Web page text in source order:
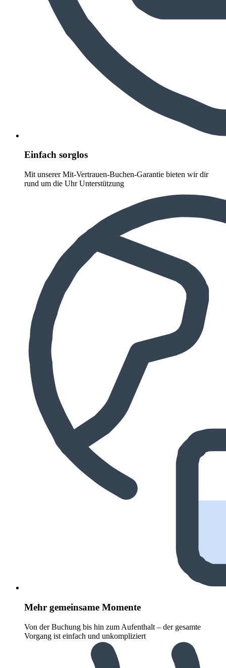
Einfach sorglos
Mit unserer Mit-Vertrauen-Buchen-Garantie bieten wir dir
rund um die Uhr Unterstützung
Mehr gemeinsame Momente
Von der Buchung bis hin zum Aufenthalt – der gesamte
Vorgang ist einfach und unkompliziert